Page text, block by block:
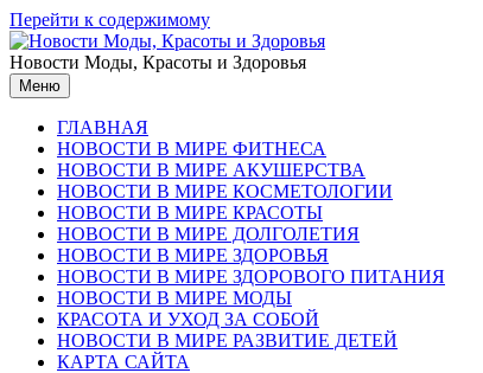
Перейти к содержимому
Новости Моды, Красоты и Здоровья
Меню
ГЛАВНАЯ
НОВОСТИ В МИРЕ ФИТНЕСА
НОВОСТИ В МИРЕ АКУШЕРСТВА
НОВОСТИ В МИРЕ КОСМЕТОЛОГИИ
НОВОСТИ В МИРЕ КРАСОТЫ
НОВОСТИ В МИРЕ ДОЛГОЛЕТИЯ
НОВОСТИ В МИРЕ ЗДОРОВЬЯ
НОВОСТИ В МИРЕ ЗДОРОВОГО ПИТАНИЯ
НОВОСТИ В МИРЕ МОДЫ
КРАСОТА И УХОД ЗА СОБОЙ
НОВОСТИ В МИРЕ РАЗВИТИЕ ДЕТЕЙ
КАРТА САЙТА